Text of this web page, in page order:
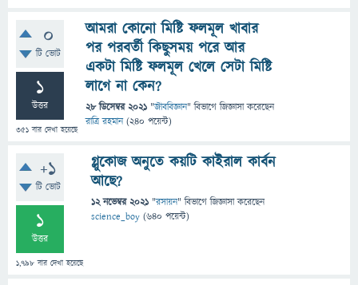
0
টি ভোট
1
উত্তর
351 বার দেখা হয়েছে
আমরা কোনো মিষ্টি ফলমূল খাবার
পর পরবর্তী কিছুসময় পরে আর
একটা মিষ্টি ফলমূল খেলে সেটা মিষ্টি
লাগে না কেন?
28 ডিসেম্বর 2021 "জীববিজ্ঞান" বিভাগে জিজ্ঞাসাকরেছেন
রাত্রি রহমান (240 পয়েন্ট)
+1
টি ভোট
1
উত্তর
1,798 বার দেখা হয়েছে
গ্লুকোজ অনুতে কয়টি কাইরাল কার্বন
আছে?
12 নভেম্বর 2021 "রসায়ন" বিভাগে জিজ্ঞাসাকরেছেন
science_boy (640 পয়েন্ট)